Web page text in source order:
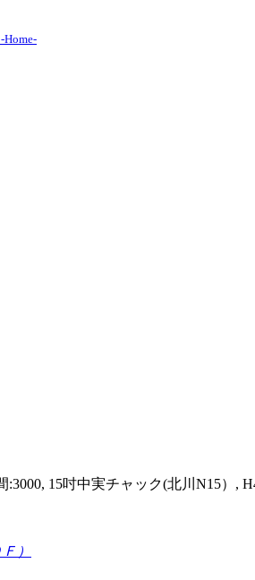
:3000, 15吋中実チャック(北川N15）
）